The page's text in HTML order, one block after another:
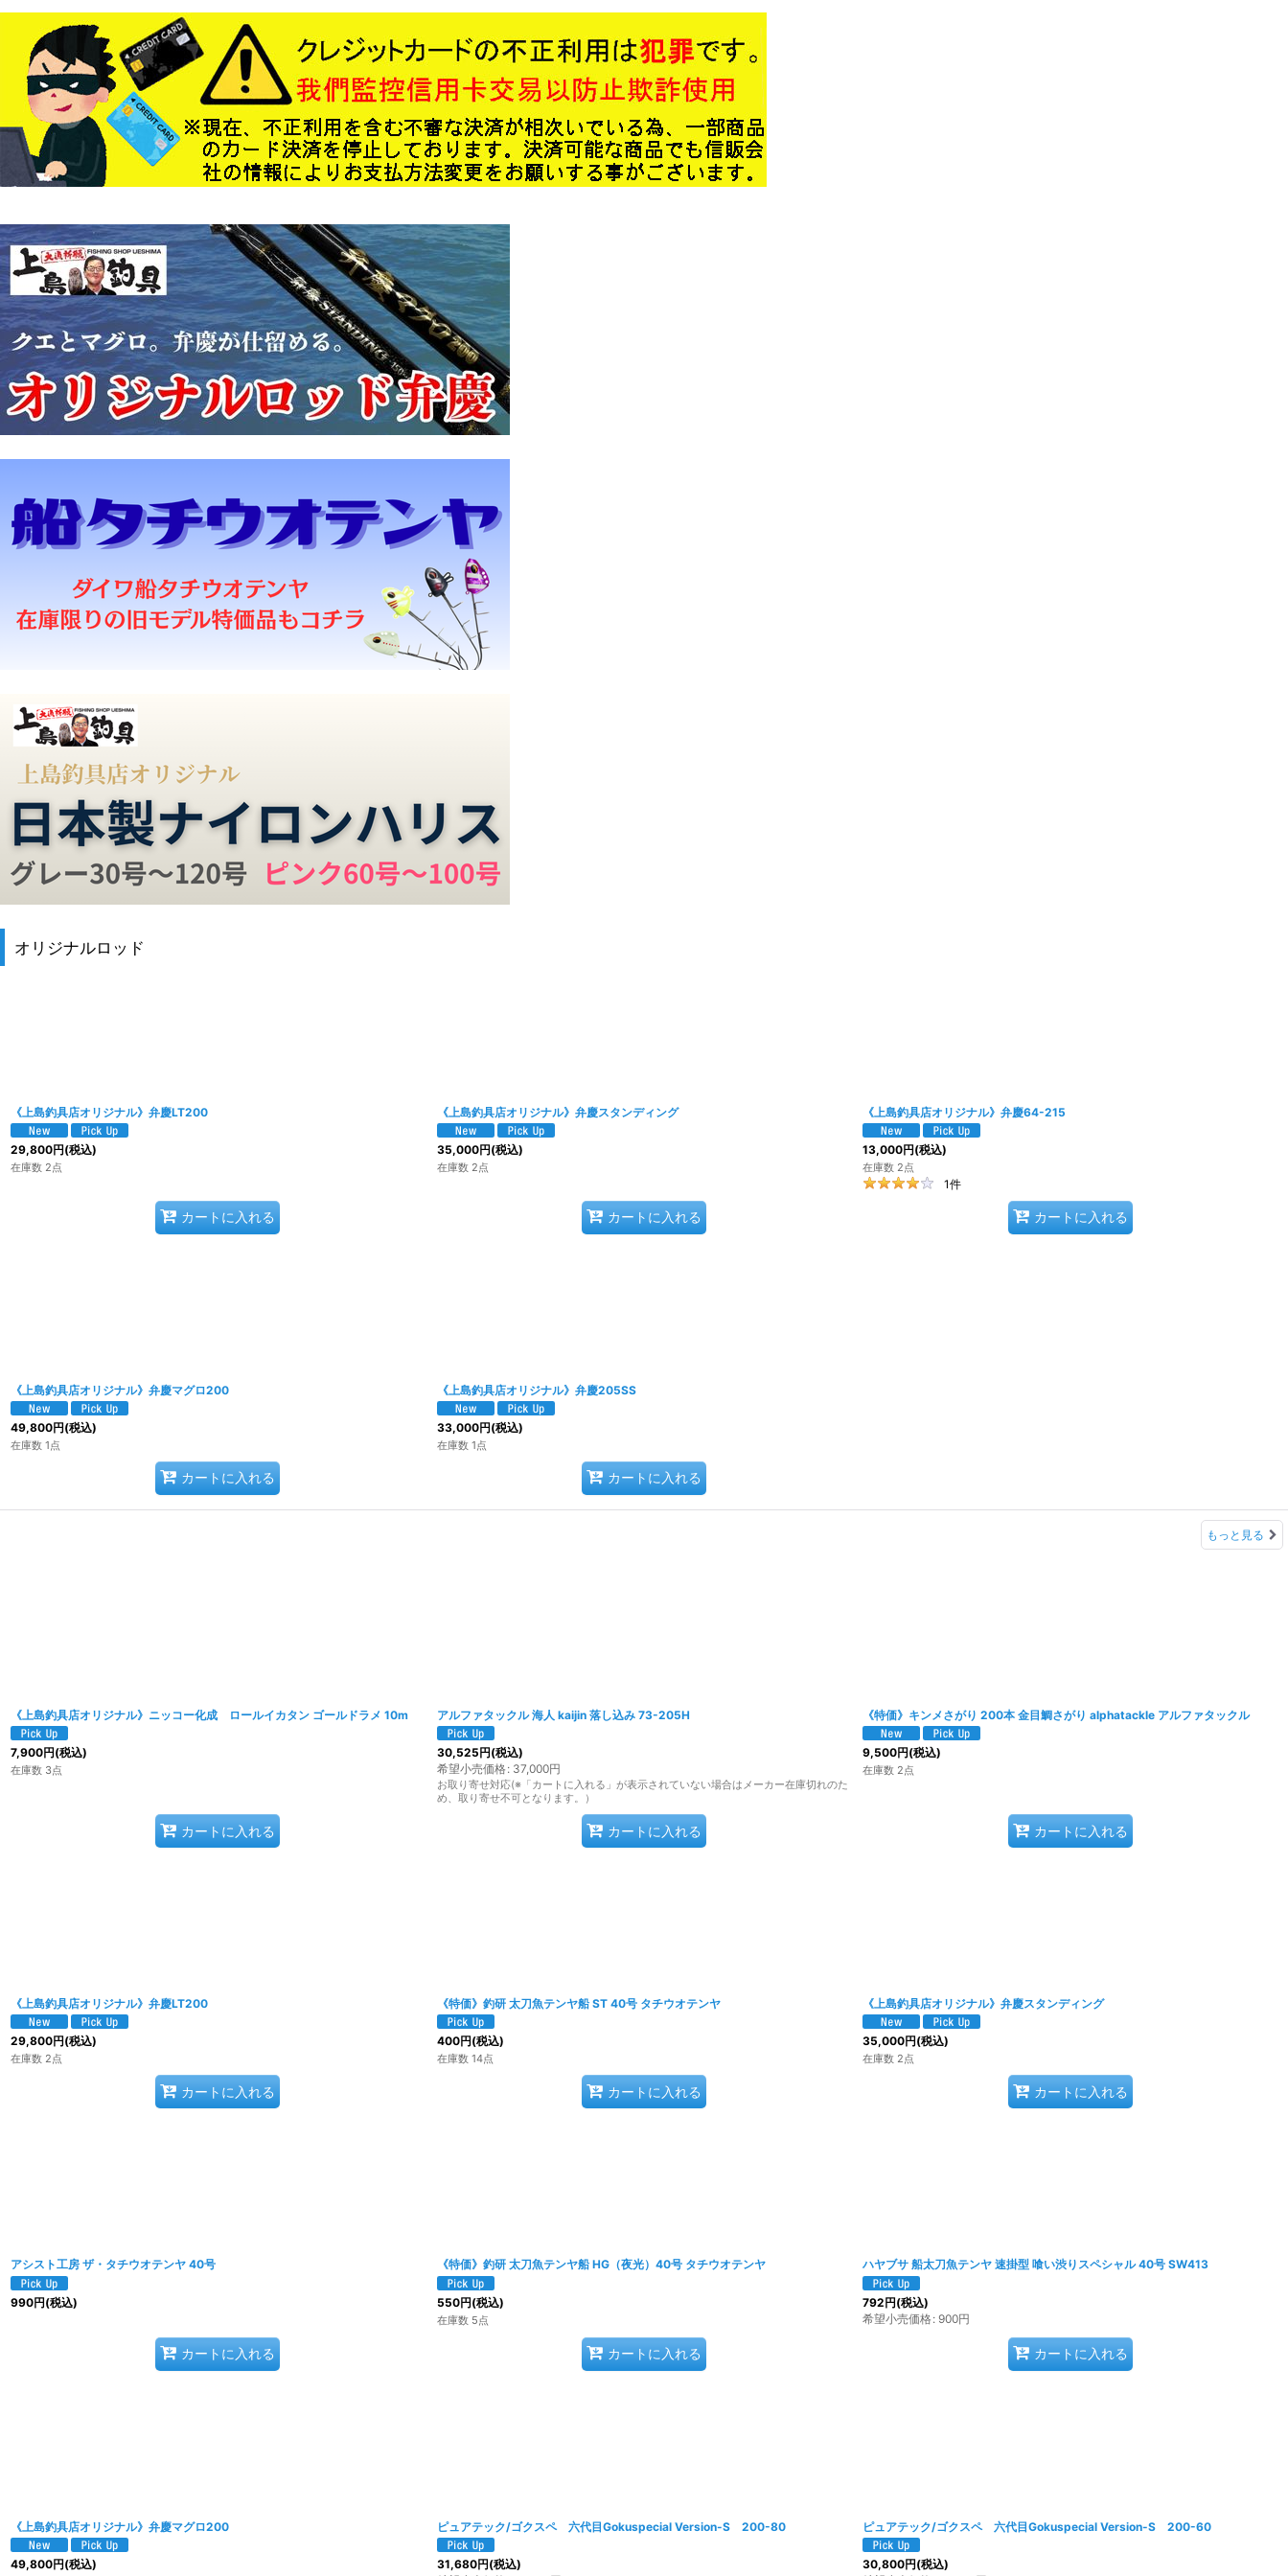
オリジナルロッド
《上島釣具店オリジナル》弁慶LT200
29,800円(税込)
在庫数 2点
カートに入れる
《上島釣具店オリジナル》弁慶スタンディング
35,000円(税込)
在庫数 2点
カートに入れる
《上島釣具店オリジナル》弁慶64-215
13,000円(税込)
在庫数 2点
1件
カートに入れる
《上島釣具店オリジナル》弁慶マグロ200
49,800円(税込)
在庫数 1点
カートに入れる
《上島釣具店オリジナル》弁慶205SS
33,000円(税込)
在庫数 1点
カートに入れる
もっと見る
《上島釣具店オリジナル》ニッコー化成 ロールイカタン ゴールドラメ 10m
7,900円(税込)
在庫数 3点
カートに入れる
アルファタックル 海人 kaijin 落し込み 73-205H
30,525円(税込)
希望小売価格: 37,000円
お取り寄せ対応(※「カートに入れる」が表示されていない場合はメーカー在庫切れのた
め、取り寄せ不可となります。）
カートに入れる
《特価》キンメさがり 200本 金目鯛さがり alphatackle アルファタックル
9,500円(税込)
在庫数 2点
カートに入れる
《上島釣具店オリジナル》弁慶LT200
29,800円(税込)
在庫数 2点
カートに入れる
《特価》釣研 太刀魚テンヤ船 ST 40号 タチウオテンヤ
400円(税込)
在庫数 14点
カートに入れる
《上島釣具店オリジナル》弁慶スタンディング
35,000円(税込)
在庫数 2点
カートに入れる
アシスト工房 ザ・タチウオテンヤ 40号
990円(税込)
カートに入れる
《特価》釣研 太刀魚テンヤ船 HG（夜光）40号 タチウオテンヤ
550円(税込)
在庫数 5点
カートに入れる
ハヤブサ 船太刀魚テンヤ 速掛型 喰い渋りスペシャル 40号 SW413
792円(税込)
希望小売価格: 900円
カートに入れる
《上島釣具店オリジナル》弁慶マグロ200
49,800円(税込)
ピュアテック/ゴクスペ 六代目Gokuspecial Version-S 200-80
31,680円(税込)
ピュアテック/ゴクスペ 六代目Gokuspecial Version-S 200-60
30,800円(税込)